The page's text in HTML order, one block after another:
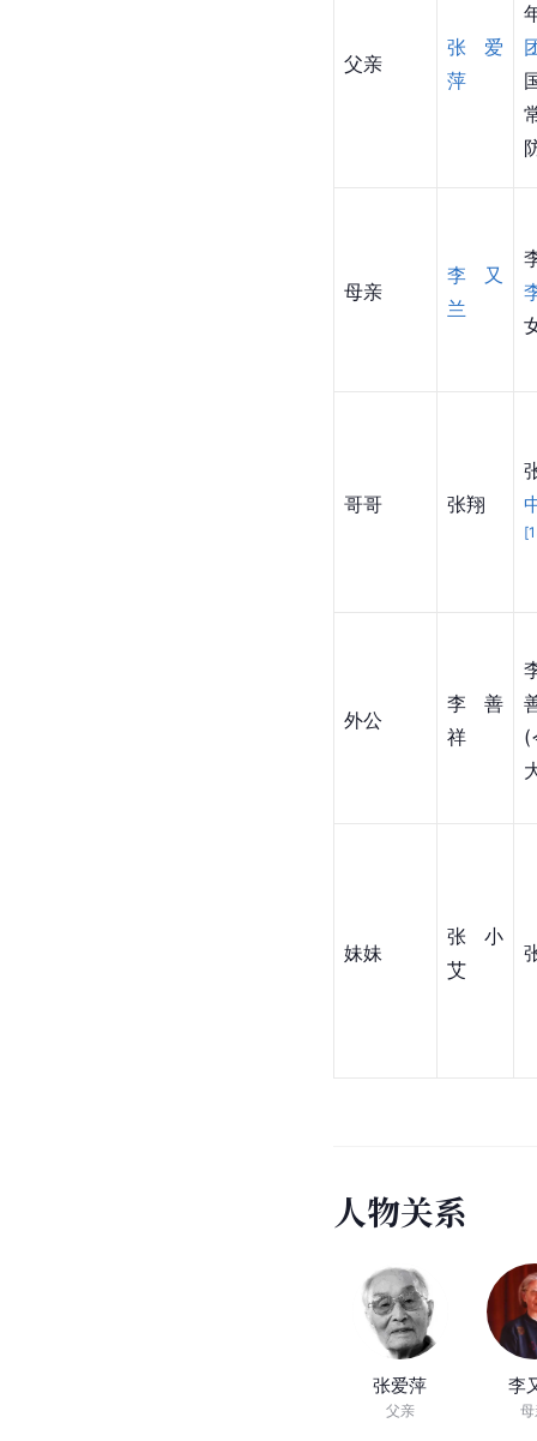
父亲
张爱
萍
母亲
李又
兰
哥哥 张翔
[
外公
李善
祥
(
妹妹
张小
艾
人物关系
张爱萍
父亲
李